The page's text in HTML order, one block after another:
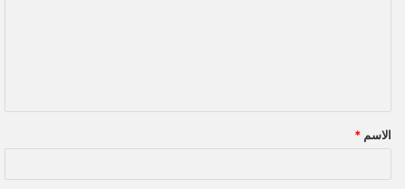
ق
*
الاسم *